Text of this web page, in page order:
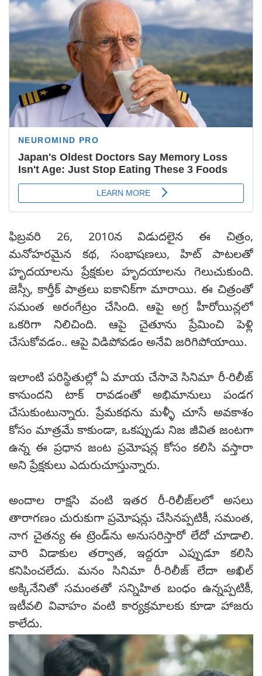
ఫిబ్రవరి 26, 2010న విడుదలైన ఈ చిత్రం,
మనోహరమైన కథ, సంభాషణలు, హిట్ పాటలతో
హృదయాలను ప్రేక్షకుల హృదయాలను గెలుచుకుంది.
జెస్సీ, కార్తీక్ పాత్రలు ఐకానిక్‌గా మారాయి. ఈ చిత్రంతో
సమంత అరంగేట్రం చేసింది. ఆపై అగ్ర హీరోయిన్లలో
ఒకరిగా నిలిచింది. ఆపై చైతూను ప్రేమించి పెళ్లి
చేసుకోవడం.. ఆపై విడిపోవడం అనేవి జరిగిపోయాయి.
ఇలాంటి పరిస్థితుల్లో ఏ మాయ చేసావె సినిమా రీ-రిలీజ్
కానుందని టాక్ రావడంతో అభిమానులు పండగ
చేసుకుంటున్నారు. ప్రేమకథను మళ్ళీ చూసే అవకాశం
కోసం మాత్రమే కాకుండా, ఒకప్పుడు నిజ జీవిత జంటగా
ఉన్న ఈ ప్రధాన జంట ప్రమోషన్ల కోసం కలిసి వస్తారా
అని ప్రేక్షకులు ఎదురుచూస్తున్నారు.
అందాల రాక్షసి వంటి ఇతర రీ-రిలీజ్‌లలో అసలు
తారాగణం చురుకుగా ప్రమోషన్లు చేసినప్పటికీ, సమంత,
నాగ చైతన్య ఈ ట్రెండ్‌ను అనుసరిస్తారో లేదో చూడాలి.
వారి విడాకుల తర్వాత, ఇద్దరూ ఎప్పుడూ కలిసి
కనిపించలేదు. మనం సినిమా రీ-రిలీజ్ లేదా అఖిల్
అక్కినేనితో సమంతతో సన్నిహిత బంధం ఉన్నప్పటికీ,
ఇటీవలి వివాహం వంటి కార్యక్రమాలకు కూడా హాజరు
కాలేదు.